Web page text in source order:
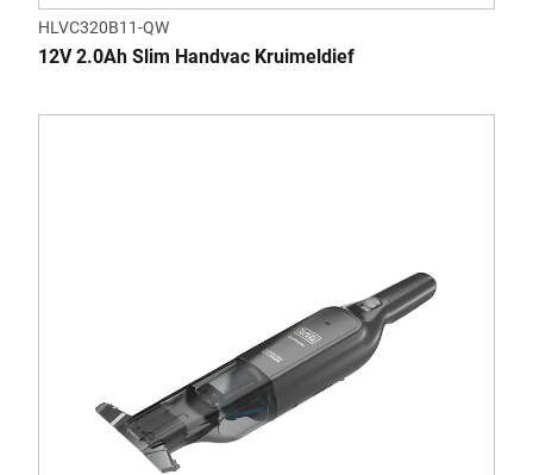
HLVC320B11-QW
12V 2.0Ah Slim Handvac Kruimeldief